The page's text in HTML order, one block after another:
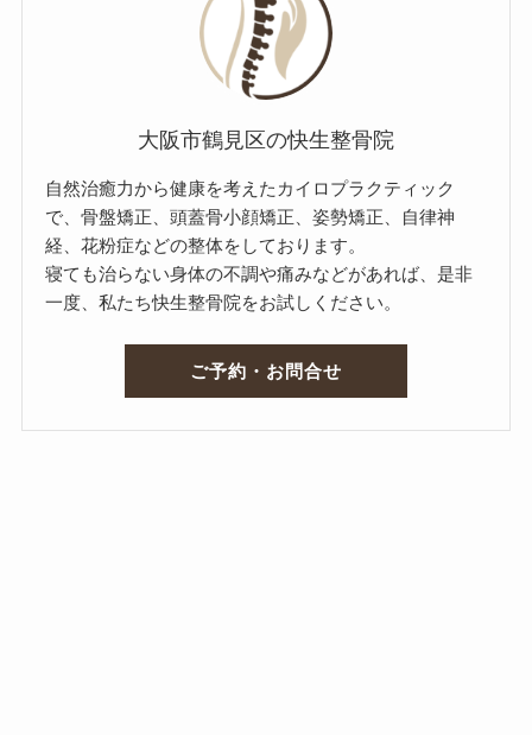
大阪市鶴見区の快生整骨院
自然治癒力から健康を考えたカイロプラクティック
で、骨盤矯正、頭蓋骨小顔矯正、姿勢矯正、自律神
経、花粉症などの整体をしております。
寝ても治らない身体の不調や痛みなどがあれば、是非
一度、私たち快生整骨院をお試しください。
ご予約・お問合せ